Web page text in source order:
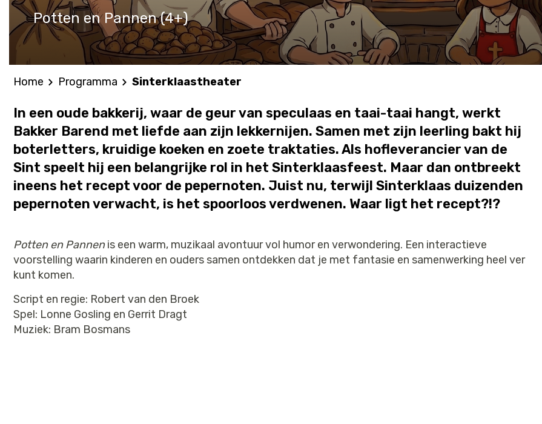
Potten en Pannen (4+)
Home Programma Sinterklaastheater
In een oude bakkerij, waar de geur van speculaas en taai-taai hangt, werkt
Bakker Barend met liefde aan zijn lekkernijen. Samen met zijn leerling bakt hij
boterletters, kruidige koeken en zoete traktaties. Als hofleverancier van de
Sint speelt hij een belangrijke rol in het Sinterklaasfeest. Maar dan ontbreekt
ineens het recept voor de pepernoten. Juist nu, terwijl Sinterklaas duizenden
pepernoten verwacht, is het spoorloos verdwenen. Waar ligt het recept?!?
Potten en Pannenis een warm, muzikaal avontuur vol humor en verwondering. Een interactieve
voorstelling waarin kinderen en ouders samen ontdekken dat je met fantasie en samenwerking heel ver
kunt komen.
Script en regie: Robert van den Broek
Spel: Lonne Gosling en Gerrit Dragt
Muziek: Bram Bosmans